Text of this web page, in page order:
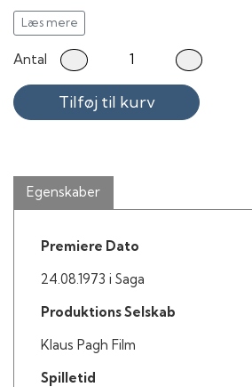
Lisbet Lundquist som Mona Miller
Lise-Lotte Norup som Eva Linde
Irene Poller som Solstikpige
Susanne Breuning som Solstikpige
Margret Wihlander som Solstikpige
Åse Petersen som Solstikpige
Læs mere
Antal
Tilføj til kurv
Egenskaber
Premiere Dato
24.08.1973 i Saga
Produktions Selskab
Klaus Pagh Film
Spilletid